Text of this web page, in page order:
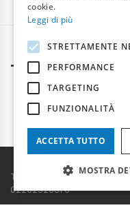
TERMAL
Termal Group – Via della
02262920370
cookie.
Leggi di più
STRETTAMENTE
PERFORMANCE
TARGETING
FUNZIONALITÀ
ACCETTA TUTTO
MOSTRA